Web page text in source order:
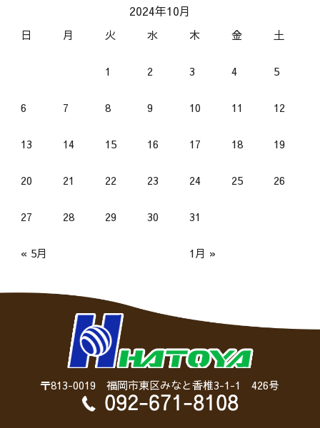
2024年10月
日 月 火 水 木 金 土
« 5月 1月 »
1 2 3 4 5
6 7 8 9 10 11 12
13 14 15 16 17 18 19
20 21 22 23 24 25 26
27 28 29 30 31
〒813-0019 福岡市東区みなと香椎3-1-1 426号